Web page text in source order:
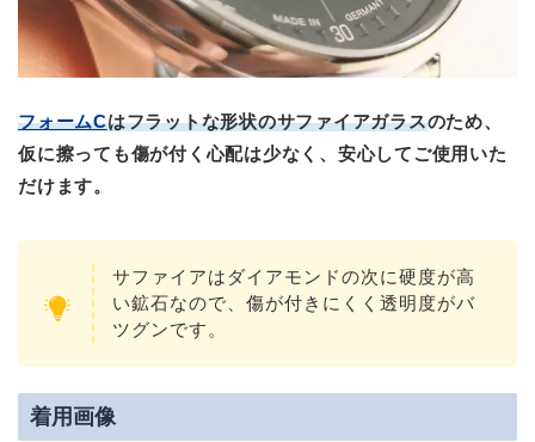
フォームCはフラットな形状のサファイアガラスのため、
仮に擦っても傷が付く心配は少なく、安心してご使用いた
だけます。
サファイアはダイアモンドの次に硬度が高
い鉱石なので、傷が付きにくく透明度がバ
ツグンです。
着用画像